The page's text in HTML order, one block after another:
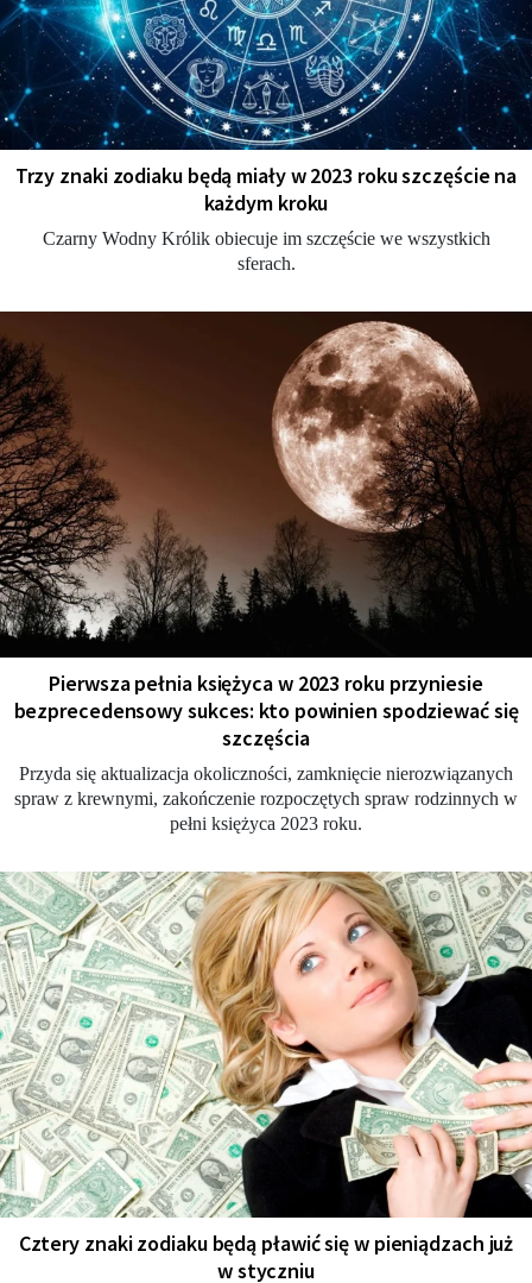
Trzy znaki zodiaku będą miały w 2023 roku szczęście na
każdym kroku
Czarny Wodny Królik obiecuje im szczęście we wszystkich
sferach.
Pierwsza pełnia księżyca w 2023 roku przyniesie
bezprecedensowy sukces: kto powinien spodziewać się
szczęścia
Przyda się aktualizacja okoliczności, zamknięcie nierozwiązanych
spraw z krewnymi, zakończenie rozpoczętych spraw rodzinnych w
pełni księżyca 2023 roku.
Cztery znaki zodiaku będą pławić się w pieniądzach już
w styczniu